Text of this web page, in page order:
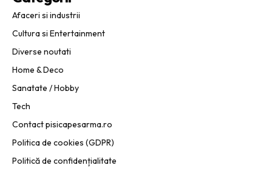
Afaceri si industrii
Cultura si Entertainment
Diverse noutati
Home & Deco
Sanatate / Hobby
Tech
Contact pisicapesarma.ro
Politica de cookies (GDPR)
Politică de confidențialitate